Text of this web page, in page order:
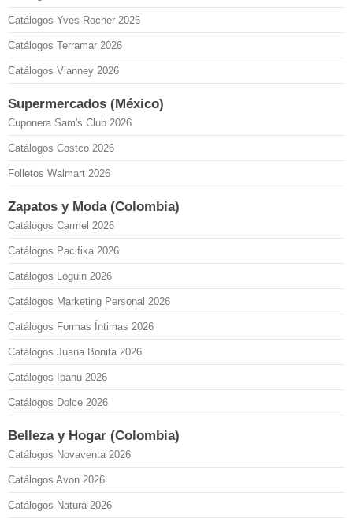
Catálogos Yves Rocher 2026
Catálogos Terramar 2026
Catálogos Vianney 2026
Supermercados (México)
Cuponera Sam's Club 2026
Catálogos Costco 2026
Folletos Walmart 2026
Zapatos y Moda (Colombia)
Catálogos Carmel 2026
Catálogos Pacifika 2026
Catálogos Loguin 2026
Catálogos Marketing Personal 2026
Catálogos Formas Íntimas 2026
Catálogos Juana Bonita 2026
Catálogos Ipanu 2026
Catálogos Dolce 2026
Belleza y Hogar (Colombia)
Catálogos Novaventa 2026
Catálogos Avon 2026
Catálogos Natura 2026